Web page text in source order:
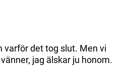
varför det tog slut. Men vi
jag älskar ju honom.